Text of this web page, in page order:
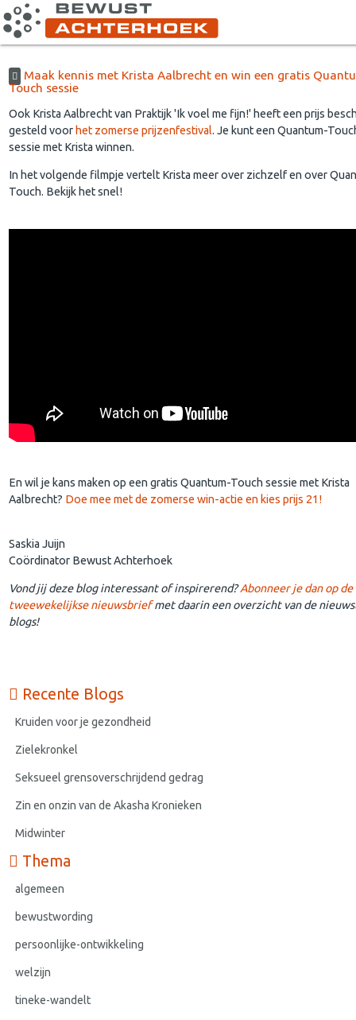
Maak kennis met Krista Aalbrecht en win een gratis
Touch sessie
Ook Krista Aalbrecht van Praktijk 'Ik voel me fijn!' heeft een prijs
gesteld voor het zomerse prijzenfestival. Je kunt een Quantum-
sessie met Krista winnen.
In het volgende filmpje vertelt Krista meer over zichzelf en over
Touch. Bekijk het snel!
En wil je kans maken op een gratis Quantum-Touch sessie met Krista
Aalbrecht? Doe mee met de zomerse win-actie en kies prijs 21!
Saskia Juijn
Coördinator Bewust Achterhoek
Vond jij deze blog interessant of inspirerend?Abonneer je dan op de
tweewekelijkse nieuwsbriefmet daarin een overzicht van de
blogs!
Recente Blogs
Kruiden voor je gezondheid
Zielekronkel
Seksueel grensoverschrijdend gedrag
Zin en onzin van de Akasha Kronieken
Midwinter
Thema
algemeen
bewustwording
persoonlijke-ontwikkeling
welzijn
tineke-wandelt